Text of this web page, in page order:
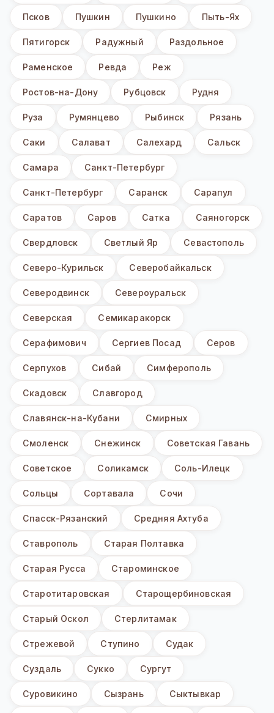
Псков Пушкин Пушкино Пыть-Ях
Пятигорск Радужный Раздольное
Раменское Ревда Реж
Ростов-на-Дону Рубцовск Рудня
Руза Румянцево Рыбинск Рязань
Саки Салават Салехард Сальск
Самара Санкт-Петербург
Санкт-Петербург Саранск Сарапул
Саратов Саров Сатка Саяногорск
Свердловск Светлый Яр Севастополь
Северо-Курильск Северобайкальск
Северодвинск Североуральск
Северская Семикаракорск
Серафимович Сергиев Посад Серов
Серпухов Сибай Симферополь
Скадовск Славгород
Славянск-на-Кубани Смирных
Смоленск Снежинск Советская Гавань
Советское Соликамск Соль-Илецк
Сольцы Сортавала Сочи
Спасск-Рязанский Средняя Ахтуба
Ставрополь Старая Полтавка
Старая Русса Староминское
Старотитаровская Старощербиновская
Старый Оскол Стерлитамак
Стрежевой Ступино Судак
Суздаль Сукко Сургут
Суровикино Сызрань Сыктывкар